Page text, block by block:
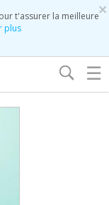
×
t'assurer la meilleure
plus
☰